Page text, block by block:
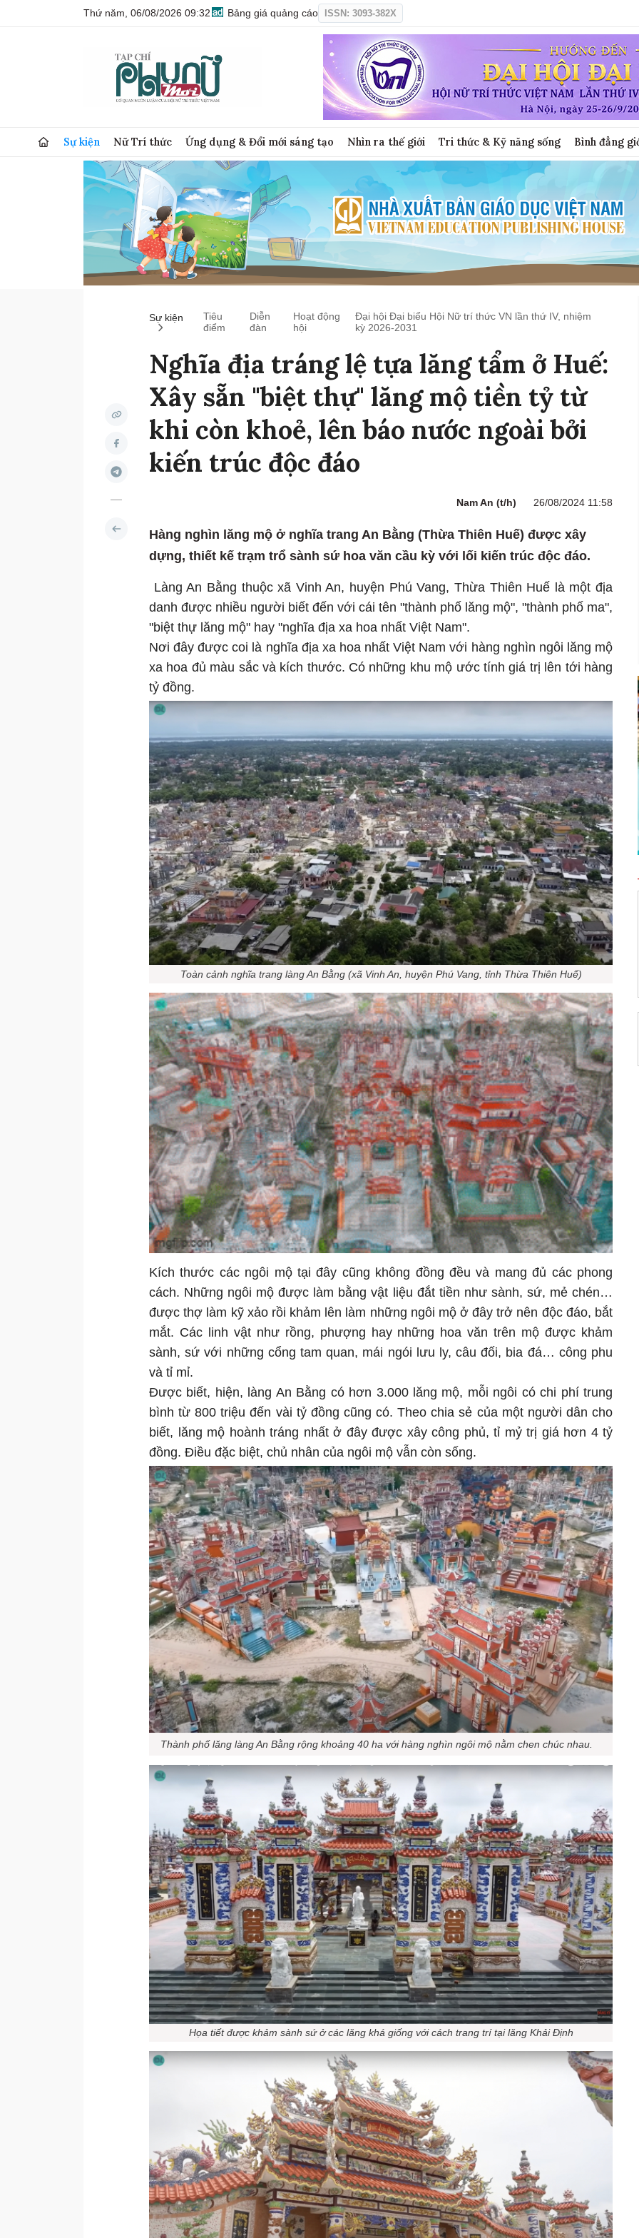
Thứ năm, 06/08/2026 09:32 Bảng giá quảng cáo ISSN: 3093-382X
Sự kiện Nữ Trí thức Ứng dụng & Đổi mới sáng tạo Nhìn ra thế giới Tri thức & Kỹ năng sống Bình đẳng
Sự kiện
Tiêu
điểm
Diễn
đàn
Hoạt động
hội
Đại hội Đại biểu Hội Nữ trí thức VN lần thứ IV, nhiệm
kỳ 2026-2031
Nghĩa địa tráng lệ tựa lăng tẩm ở Huế:
Xây sẵn "biệt thự" lăng mộ tiền tỷ từ
khi còn khoẻ, lên báo nước ngoài bởi
kiến trúc độc đáo
Nam An (t/h) 26/08/2024 11:58
Hàng nghìn lăng mộ ở nghĩa trang An Bằng (Thừa Thiên Huế) được xây
dựng, thiết kế trạm trổ sành sứ hoa văn cầu kỳ với lối kiến trúc độc đáo.
Làng An Bằng thuộc xã Vinh An, huyện Phú Vang, Thừa Thiên Huế là một địa
danh được nhiều người biết đến với cái tên "thành phố lăng mộ", "thành phố ma",
"biệt thự lăng mộ" hay "nghĩa địa xa hoa nhất Việt Nam".
Nơi đây được coi là nghĩa địa xa hoa nhất Việt Nam với hàng nghìn ngôi lăng mộ
xa hoa đủ màu sắc và kích thước. Có những khu mộ ước tính giá trị lên tới hàng
tỷ đồng.
Toàn cảnh nghĩa trang làng An Bằng (xã Vinh An, huyện Phú Vang, tỉnh Thừa Thiên Huế)
Kích thước các ngôi mộ tại đây cũng không đồng đều và mang đủ các phong
cách. Những ngôi mộ được làm bằng vật liệu đắt tiền như sành, sứ, mẻ chén…
được thợ làm kỹ xảo rồi khảm lên làm những ngôi mộ ở đây trở nên độc đáo, bắt
mắt. Các linh vật như rồng, phượng hay những hoa văn trên mộ được khảm
sành, sứ với những cổng tam quan, mái ngói lưu ly, câu đối, bia đá… công phu
và tỉ mỉ.
Được biết, hiện, làng An Bằng có hơn 3.000 lăng mộ, mỗi ngôi có chi phí trung
bình từ 800 triệu đến vài tỷ đồng cũng có. Theo chia sẻ của một người dân cho
biết, lăng mộ hoành tráng nhất ở đây được xây công phủ, tỉ mỷ trị giá hơn 4 tỷ
đồng. Điều đặc biệt, chủ nhân của ngôi mộ vẫn còn sống.
Thành phố lăng làng An Bằng rộng khoảng 40 ha với hàng nghìn ngôi mộ nằm chen chúc nhau.
Họa tiết được khảm sành sứ ở các lăng khá giống với cách trang trí tại lăng Khải Định